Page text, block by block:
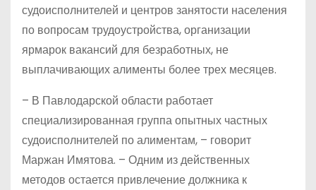
судоисполнителей и центров занятости населения
по вопросам трудоустройства, организации
ярмарок вакансий для безработных, не
выплачивающих алименты более трех месяцев.
– В Павлодарской области работает
специализированная группа опытных частных
судоисполнителей по алиментам, – говорит
Маржан Имятова. – Одним из действенных
методов остается привлечение должника к